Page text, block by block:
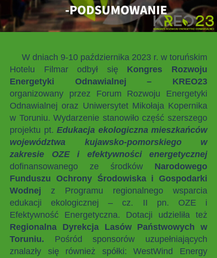
W dniach 9-10 października 2023 r. w toruńskim
Hotelu Filmar odbył się Kongres Rozwoju
Energetyki Odnawialnej – KREO23
organizowany przez Forum Rozwoju Energetyki
Odnawialnej oraz Uniwersytet Mikołaja Kopernika
w Toruniu. Wydarzenie stanowiło część szerszego
projektu pt. Edukacja ekologiczna mieszkańców
województwa kujawsko-pomorskiego w
zakresie OZE i efektywności energetycznej
dofinansowanego ze środków Narodowego
Funduszu Ochrony Środowiska i Gospodarki
Wodnej z Programu regionalnego wsparcia
edukacji ekologicznej – cz. II pn. OZE i
Efektywność Energetyczna. Dotacji udzieliła też
Regionalna Dyrekcja Lasów Państwowych w
Toruniu. Pośród sponsorów uzupełniających
znalazły się również spółki: WestWind Energy